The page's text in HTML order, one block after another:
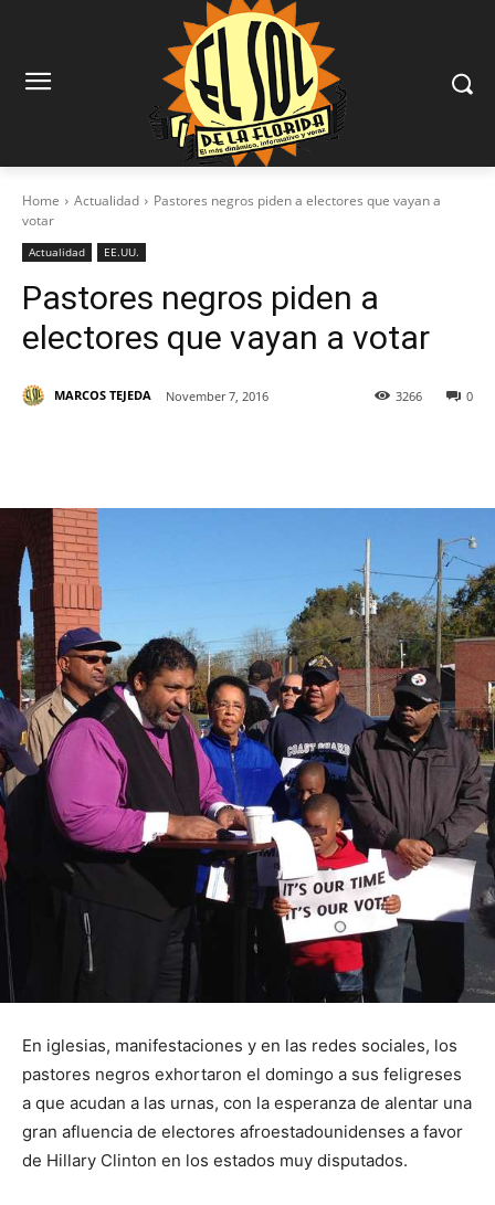
Home Actualidad
Pastores negros piden a electores que vayan a
votar
Actualidad EE.UU.
Pastores negros piden a
electores que vayan a votar
MARCOS TEJEDA November 7, 2016 0
3266
En iglesias, manifestaciones y en las redes sociales, los
pastores negros exhortaron el domingo a sus feligreses
a que acudan a las urnas, con la esperanza de alentar una
gran afluencia de electores afroestadounidenses a favor
de Hillary Clinton en los estados muy disputados.